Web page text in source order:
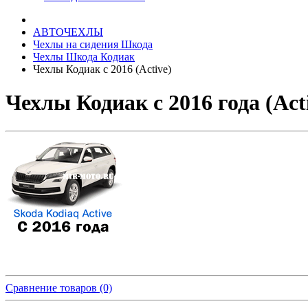
АВТОЧЕХЛЫ
Чехлы на сидения Шкода
Чехлы Шкода Кодиак
Чехлы Кодиак с 2016 (Active)
Чехлы Кодиак с 2016 года
Сравнение товаров (0)